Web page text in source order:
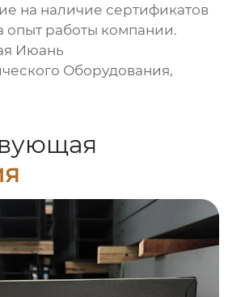
на наличие сертификатов
опыт работы компании.
Июань
Оборудования,